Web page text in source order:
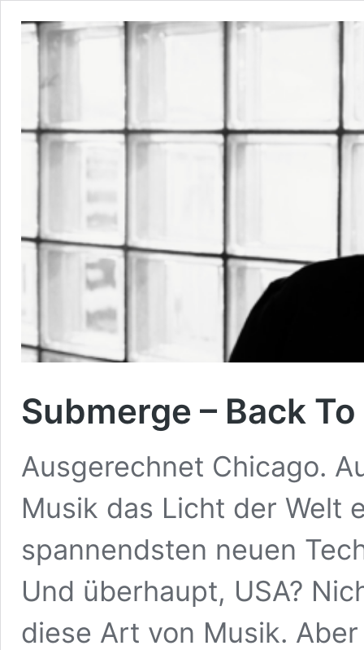
Submerge – Back
Ausgerechnet Chicago.
Musik das Licht der Welt
spannendsten neuen
Und überhaupt, USA?
diese Art von Musik.